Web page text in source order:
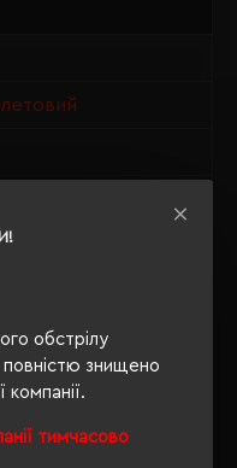
обстрілу
знищено
компанії.
тимчасово